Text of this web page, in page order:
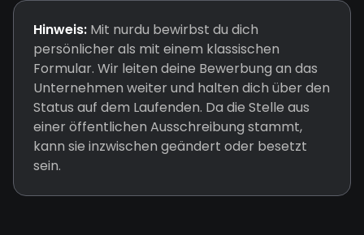
Hinweis: Mit nurdu bewirbst du dich
persönlicher als mit einem klassischen
Formular. Wir leiten deine Bewerbung an das
Unternehmen weiter und halten dich über den
Status auf dem Laufenden. Da die Stelle aus
einer öffentlichen Ausschreibung stammt,
kann sie inzwischen geändert oder besetzt
sein.